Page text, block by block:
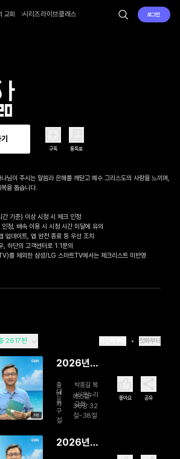
교회 시리즈라이브클래스 로그인
구독 통독표
님이 주시는 말씀과 은혜를 깨닫고 예수 그리스도의 사랑을 느끼며,
을 돕습니다.
기준) 이상 시청 시 체크 인정
정, 배속 이용 시 시청 시간 미달에 유의
업데이트, 앱 완전 종료 등 우선 조치
, 하단의 고객센터로 1:1문의
를 제외한 삼성/LG 스마트TV에서는 체크리스트 미반영
2617편 첫화부터
10분
2026년
일 에덴동
산처럼 회
복시키시는
은혜
출
연
자
박종길 목
사/온누리
교회
대
표
구
절
에스겔
36장 32
절~38절
좋아요 공유
2026년